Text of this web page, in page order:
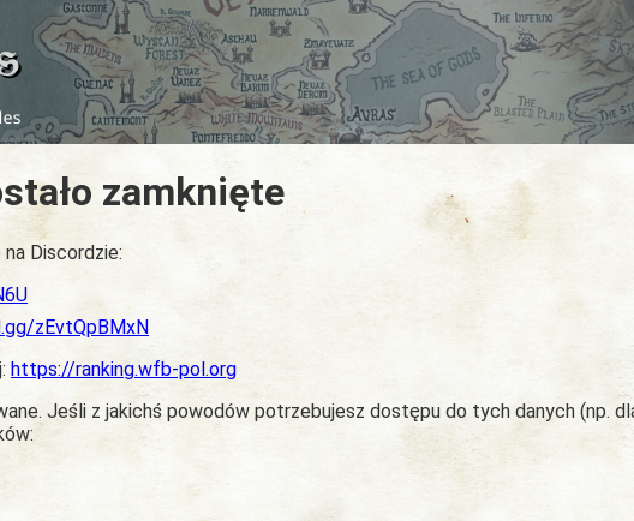
zamknięte
Discordzie:
zEvtQpBMxN
https://ranking.wfb-pol.org
Jeśli z jakichś powodów potrzebujesz dostępu do tych danych (np.